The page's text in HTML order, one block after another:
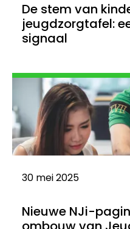
De stem van
jeugdzorgtafel:
signaal
meer
30 mei 2025
Nieuwe NJi-